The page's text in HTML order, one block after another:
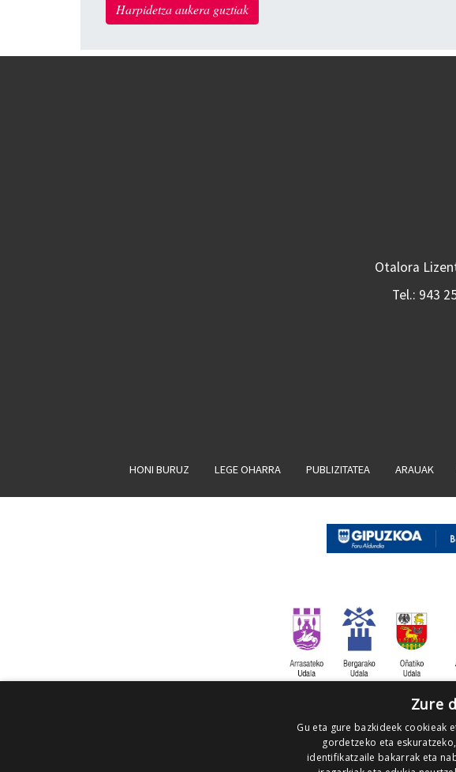
Harpidetza aukera guztiak
Otalora
Tel.: 943
HONI BURUZ LEGE OHARRA PUBLIZITATEA ARAUAK
Zure
Gu eta gure bazkideek cookieak
gordetzeko eta
identifikatzaile bakarrak eta